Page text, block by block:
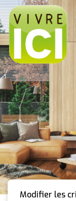
Modifier les